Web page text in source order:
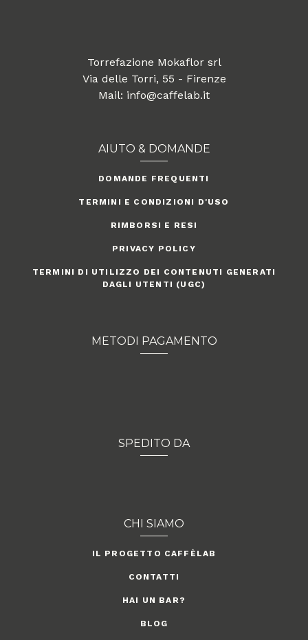
Torrefazione Mokaflor srl
Via delle Torri, 55 - Firenze
Mail: info@caffelab.it
AIUTO & DOMANDE
DOMANDE FREQUENTI
TERMINI E CONDIZIONI D'USO
RIMBORSI E RESI
PRIVACY POLICY
TERMINI DI UTILIZZO DEI CONTENUTI GENERATI
DAGLI UTENTI (UGC)
METODI PAGAMENTO
SPEDITO DA
CHI SIAMO
IL PROGETTO CAFFÈLAB
CONTATTI
HAI UN BAR?
BLOG